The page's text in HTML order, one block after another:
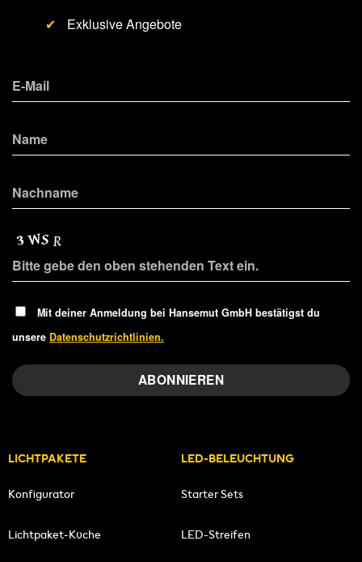
✔
Exklusive Angebote
Mit deiner Anmeldung bei Hansemut GmbH bestätigst du
unsere Datenschutzrichtlinien.
LICHTPAKETE
Konfigurator
Lichtpaket-Küche
LED-BELEUCHTUNG
Starter Sets
LED-Streifen